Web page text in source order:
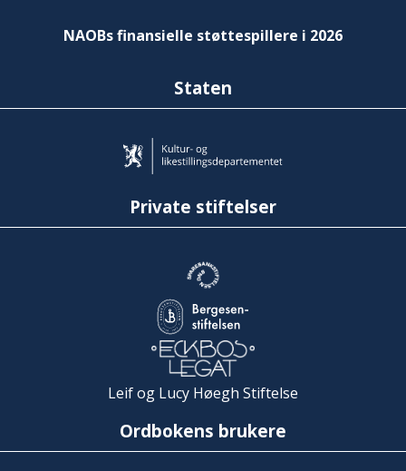
NAOBs finansielle støttespillere i 2026
Staten
Private stiftelser
Leif og Lucy Høegh Stiftelse
Ordbokens brukere